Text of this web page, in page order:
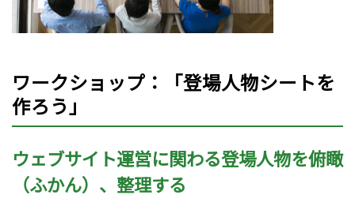
ワークショップ：「登場人物シートを
作ろう」
ウェブサイト運営に関わる登場人物を俯瞰
（ふかん）、整理する